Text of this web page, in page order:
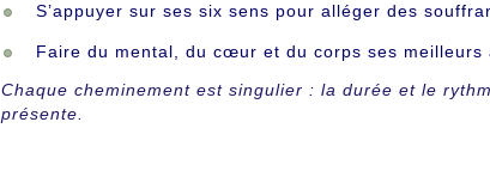
S’appuyer sur ses six sens pour alléger des
Faire du mental, du cœur et du corps ses meilleurs
Chaque cheminement est singulier : la durée et le
présente.